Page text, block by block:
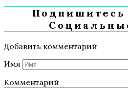
Добавить комментарий
Имя
Комментарий